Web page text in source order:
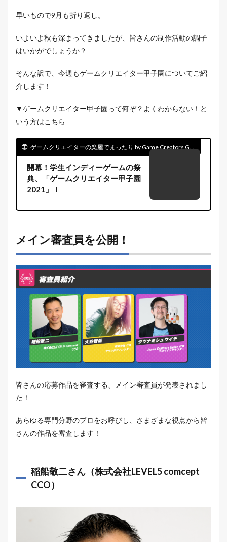
早いもので9月も折り返し。
いよいよ秋も深まってきましたが、皆さんの制作活動の調子
はいかがでしょうか？
そんな訳で、今週もゲームクリエイター甲子園についてご紹
介します！
▼ゲームクリエイター甲子園って何ぞ？よくわからない！と
いう方はこちら
ゲームクリエイターの楽屋でまったり by Game Creators Guild
開幕！学生インディーゲームの祭
典、「ゲームクリエイター甲子園
2021」！
メイン審査員を公開！
皆さんの応募作品を審査する、メイン審査員が発表されまし
た！
あらゆる専門分野のプロをお呼びし、さまざまな視点から皆
さんの作品を審査します！
稲船敬二さん（株式会社LEVEL5 comcept
CCO）